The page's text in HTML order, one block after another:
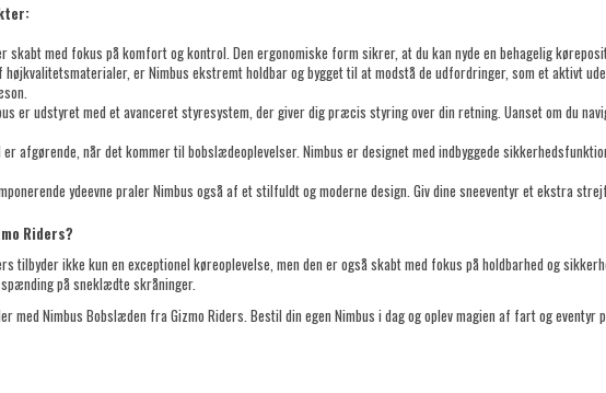
skabt med fokus på komfort og kontrol. Den ergonomiske form sikrer, at du kan nyde en behagelig
højkvalitetsmaterialer, er Nimbus ekstremt holdbar og bygget til at modstå de udfordringer, som et aktivt
er udstyret med et avanceret styresystem, der giver dig præcis styring over din retning. Uanset om du
afgørende, når det kommer til bobslædeoplevelser. Nimbus er designet med indbyggede
ydeevne praler Nimbus også af et stilfuldt og moderne design. Giv dine sneeventyr et ekstra
Riders?
tilbyder ikke kun en exceptionel køreoplevelse, men den er også skabt med fokus på holdbarhed og
på sneklædte skråninger.
med Nimbus Bobslæden fra Gizmo Riders. Bestil din egen Nimbus i dag og oplev magien af fart og eventyr